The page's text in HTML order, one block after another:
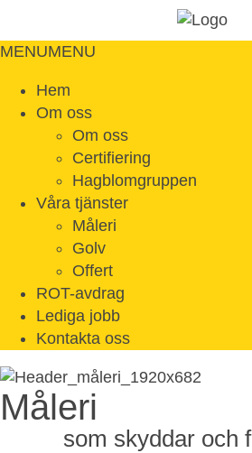
MENUMENU
Hem
Om oss
Om oss
Certifiering
Hagblomgruppen
Våra tjänster
Måleri
Golv
Offert
ROT-avdrag
Lediga jobb
Kontakta oss
Måleri
som skyddar och